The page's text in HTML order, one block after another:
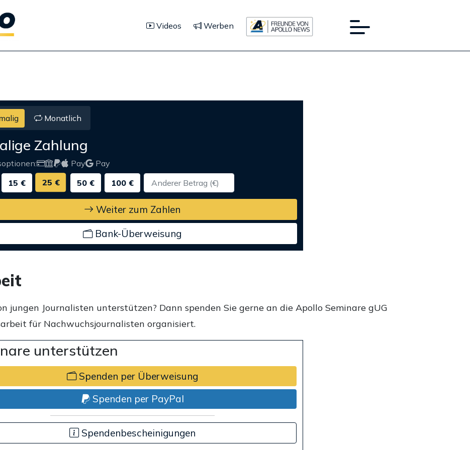
Videos Werben
Monatlich
Zahlung
Pay
Pay
15 € 25 € 50 € 100 €
Weiter zum Zahlen
Bank-Überweisung
jungen Journalisten unterstützen? Dann spenden Sie gerne an die Apollo Seminare gUG
für Nachwuchsjournalisten organisiert.
unterstützen
Spenden per Überweisung
Spenden per PayPal
Spendenbescheinigungen